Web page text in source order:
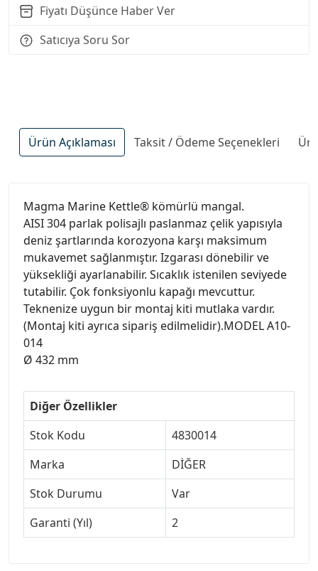
Fiyatı Düşünce Haber Ver
Satıcıya Soru Sor
Ürün Açıklaması Taksit / Ödeme Seçenekleri
Magma Marine Kettle® kömürlü mangal.
AISI 304 parlak polisajlı paslanmaz çelik yapısıyla
deniz şartlarında korozyona karşı maksimum
mukavemet sağlanmıştır. Izgarası dönebilir ve
yüksekliği ayarlanabilir. Sıcaklık istenilen seviyede
tutabilir. Çok fonksiyonlu kapağı mevcuttur.
Teknenize uygun bir montaj kiti mutlaka vardır.
(Montaj kiti ayrıca sipariş edilmelidir).MODEL A10-
014
Ø 432 mm
Diğer Özellikler
Stok Kodu
4830014
Marka
DİĞER
Stok Durumu
Var
Garanti (Yıl)
2